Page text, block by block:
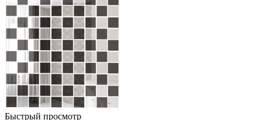
Быстрый просмотр